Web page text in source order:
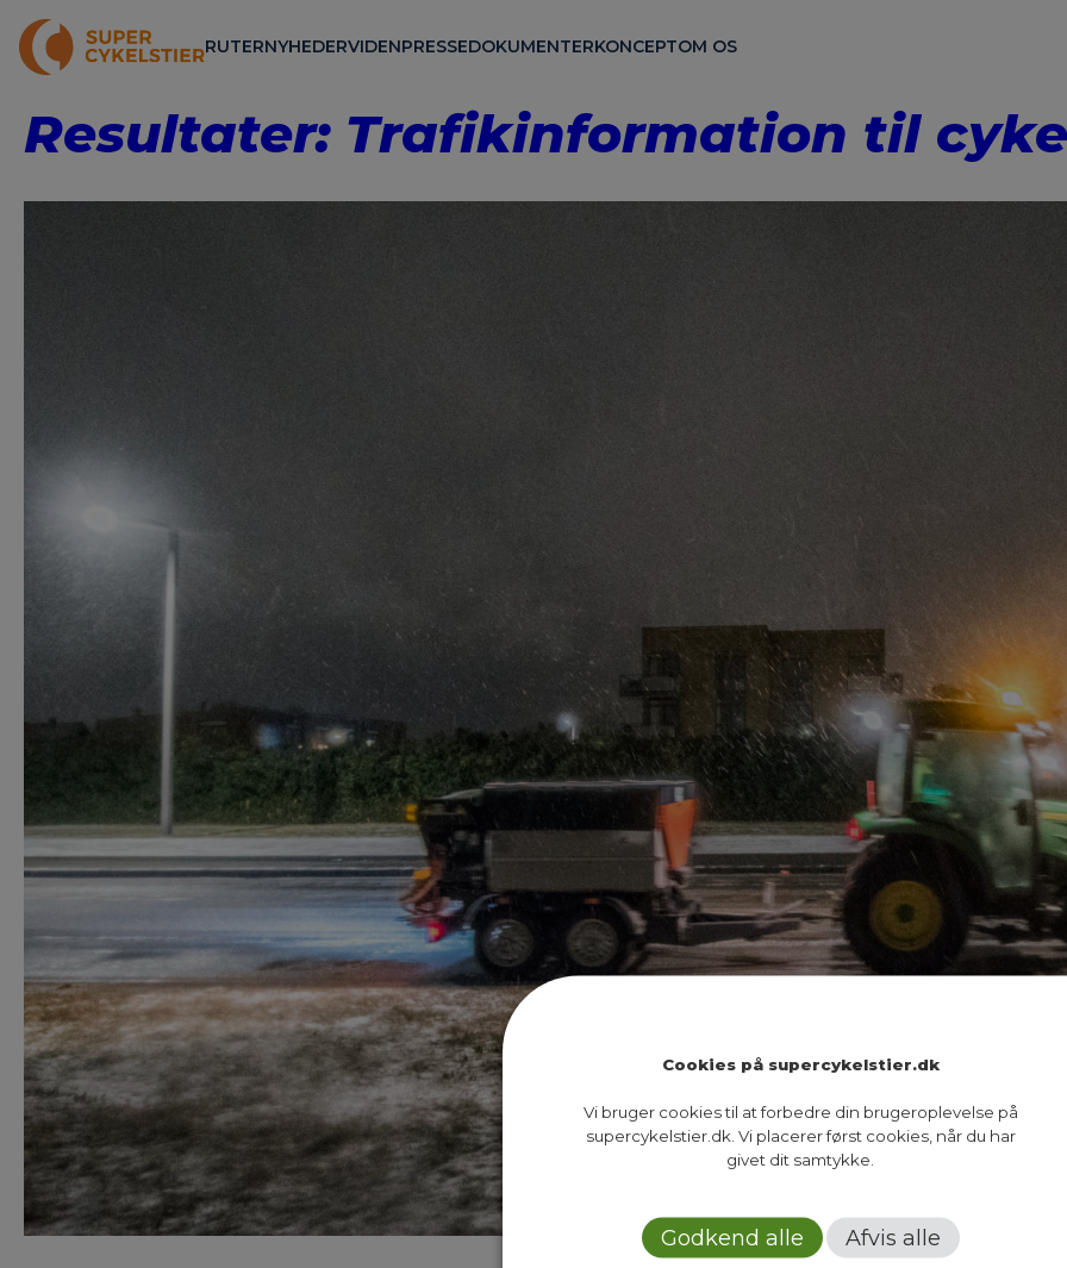
RUTERNYHEDERVIDENPRESSEDOKUMENTERKONCEPTOM OS
Resultater: Trafikinformation til
Cookies på supercykelstier.dk
Vi bruger cookies til at forbedre din brugeroplevelse på
supercykelstier.dk. Vi placerer først cookies, når du har
givet dit samtykke.
Godkend alle Afvis alle